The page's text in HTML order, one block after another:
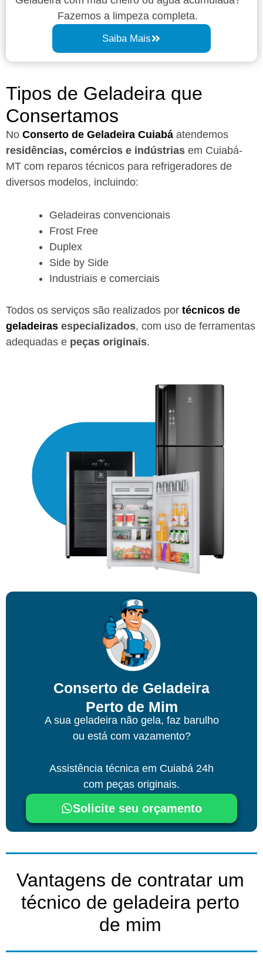
Fazemos a limpeza completa.
Saiba Mais
Tipos de Geladeira que
Consertamos
No Conserto de Geladeira Cuiabá atendemos
residências, comércios e indústrias em Cuiabá-
MT com reparos técnicos para refrigeradores de
diversos modelos, incluindo:
Geladeiras convencionais
Frost Free
Duplex
Side by Side
Industriais e comerciais
Todos os serviços são realizados por técnicos de
geladeiras especializados, com uso de ferramentas
adequadas e peças originais.
Conserto de Geladeira
Perto de Mim
A sua geladeira não gela, faz barulho
ou está com vazamento?
Assistência técnica em Cuiabá 24h
com peças originais.
Solicite seu orçamento
Vantagens de contratar um
técnico de geladeira perto
de mim